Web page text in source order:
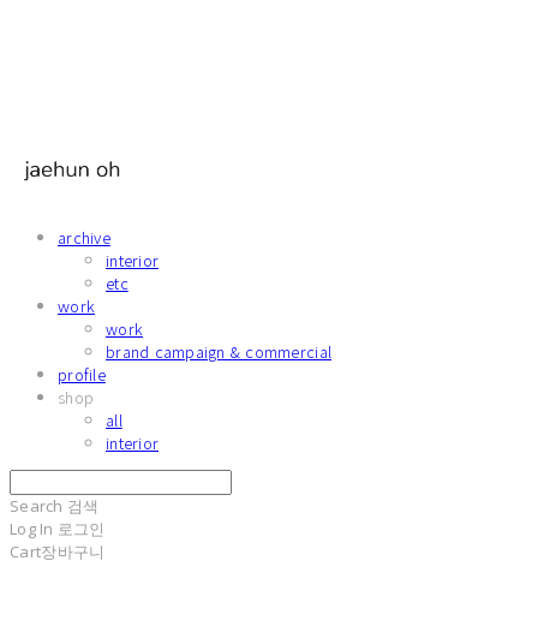
archive
interior
etc
work
work
brand campaign & commercial
profile
shop
all
interior
Search 검색
Log In 로그인
Cart장바구니